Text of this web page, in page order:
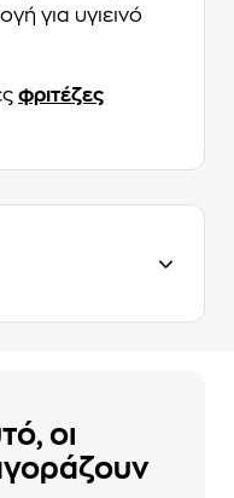
για υγιεινό
φριτέζες
οι